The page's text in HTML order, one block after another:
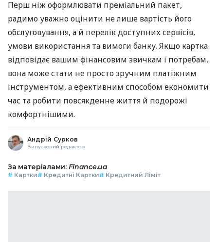
Перш ніж оформлювати преміальний пакет,
радимо уважно оцінити не лише вартість його
обслуговування, а й перелік доступних сервісів,
умови використання та вимоги банку. Якщо картка
відповідає вашим фінансовим звичкам і потребам,
вона може стати не просто зручним платіжним
інструментом, а ефективним способом економити
час та робити повсякденне життя й подорожі
комфортнішими.
Андрій Сурков
Випусковий редактор
За матеріалами: Finance.ua
# Картки# Кредитні Картки# Кредитний Ліміт